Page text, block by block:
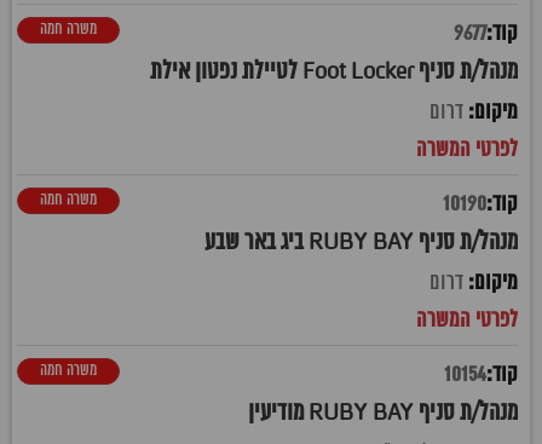
9677
מנהל/ת סניף Foot Locker לטיילת נפטון אילת
משרה חמה
דרום
10190
מנהל/ת סניף RUBY BAY ביג באר שבע
משרה חמה
דרום
10154
מנהל/ת סניף RUBY BAY מודיעין
משרה חמה